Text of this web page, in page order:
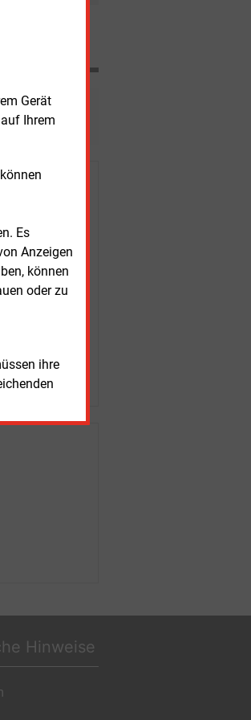
Gerät
Ihrem
Es
Anzeigen
können
oder zu
ihre
Hinweise